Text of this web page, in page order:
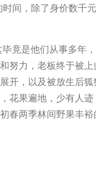
间，除了身价数千
竟是他们从事多年
努力，老板终于被
开，以及被放生后
花果遍地，少有人
春两季林间野果丰